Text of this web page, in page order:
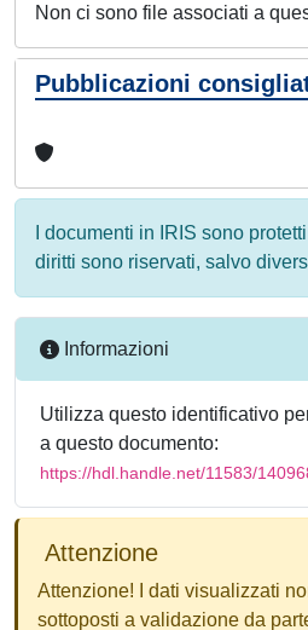
Non ci sono file associati a
Pubblicazioni
I documenti in IRIS sono
diritti sono riservati, salvo
Informazioni
Utilizza questo identificativo
a questo documento:
https://hdl.handle.net/11583/
Attenzione
Attenzione! I dati visualizzati
sottoposti a validazione da